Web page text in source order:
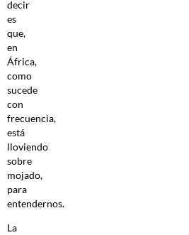
decir
es
que,
en
África,
como
sucede
con
frecuencia,
está
lloviendo
sobre
mojado,
para
entendernos.
La